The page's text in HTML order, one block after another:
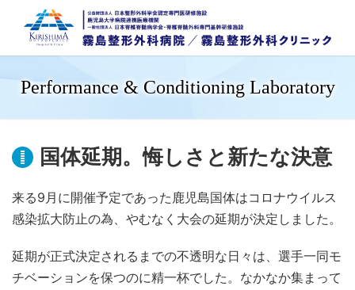
Performance & Conditioning Laboratory
国体延期。悔しさと新たな決意
来る9月に開催予定であった鹿児島国体はコロナウイルス
感染拡大防止の為、やむなく大会の延期が決定しました。
延期が正式決定されるまでの不透明な日々は、選手一同モ
チベーションを保つのに精一杯でした。なかなか集まって